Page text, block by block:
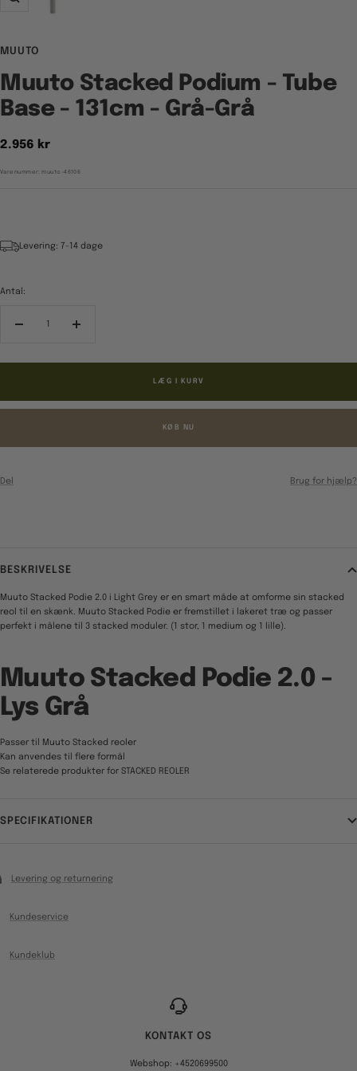
Zoom
MUUTO
Muuto Stacked Podium - Tube
Base - 131cm - Grå-Grå
Tilbudspris
2.956 kr
Varenummer:muuto-46106
Levering: 7-14 dage
Antal:
Reducér
Forøg
LÆG I KURV
KØB NU
Del Brug for hjælp?
BESKRIVELSE
Muuto Stacked Podie 2.0 i Light Grey er en smart måde at omforme sin stacked
reol til en skænk. Muuto Stacked Podie er fremstillet i lakeret træ og passer
perfekt i målene til 3 stacked moduler. (1 stor, 1 medium og 1 lille).
Muuto Stacked Podie 2.0 -
Lys Grå
Passer til Muuto Stacked reoler
Kan anvendes til flere formål
Se relaterede produkter for STACKED REOLER
SPECIFIKATIONER
Levering og returnering
Kundeservice
Kundeklub
KONTAKT OS
Webshop: +4520699500